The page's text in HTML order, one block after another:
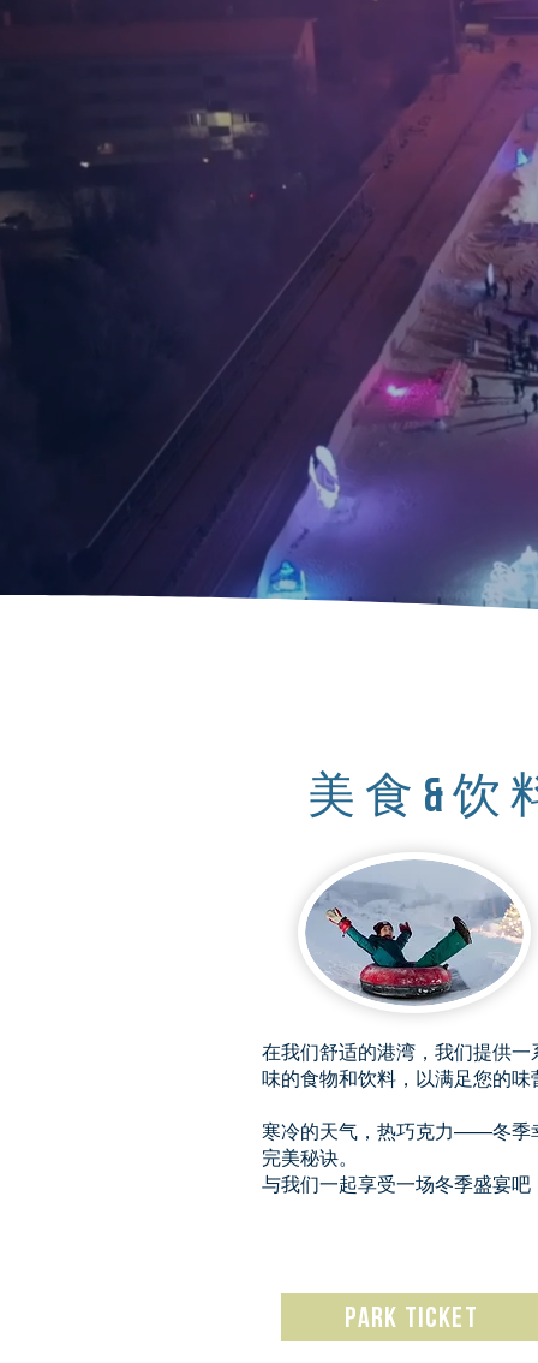
美食&饮
在我们舒适的港湾，我们提供一
味的食物和饮料，以满足您的味
寒冷的天气，热巧克力——冬季
完美秘诀。
与我们一起享受一场冬季盛宴吧
Park ticket